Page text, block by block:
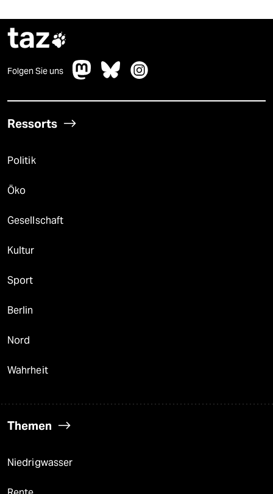
taz
Folgen Sie uns
Ressorts
Politik
Öko
Gesellschaft
Kultur
Sport
Berlin
Nord
Wahrheit
Themen
Niedrigwasser